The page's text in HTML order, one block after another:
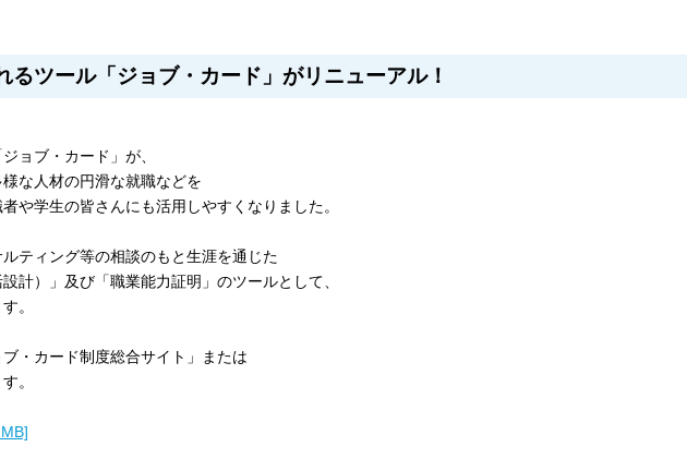
るツール「ジョブ・カード」がリニューアル！
ョブ・カード」が、
な人材の円滑な就職などを
や学生の皆さんにも活用しやすくなりました。
ティング等の相談のもと生涯を通じた
計）」及び「職業能力証明」のツールとして、
。
・カード制度総合サイト」または
。